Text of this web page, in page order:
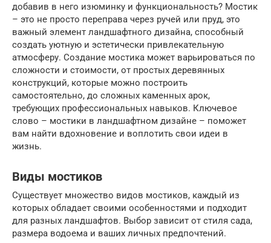
добавив в него изюминку и функциональность? Мостик
– это не просто переправа через ручей или пруд, это
важный элемент ландшафтного дизайна, способный
создать уютную и эстетически привлекательную
атмосферу. Создание мостика может варьироваться по
сложности и стоимости, от простых деревянных
конструкций, которые можно построить
самостоятельно, до сложных каменных арок,
требующих профессиональных навыков. Ключевое
слово – мостики в ландшафтном дизайне – поможет
вам найти вдохновение и воплотить свои идеи в
жизнь.
Виды мостиков
Существует множество видов мостиков, каждый из
которых обладает своими особенностями и подходит
для разных ландшафтов. Выбор зависит от стиля сада,
размера водоема и ваших личных предпочтений.